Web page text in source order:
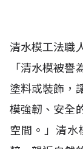
清水模工法職
「清水模被
塗料或裝飾，
模強韌、安全
空間。」清水